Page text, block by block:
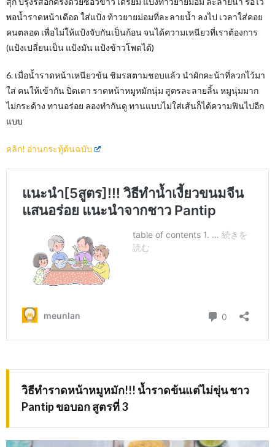
พอน้ำราดหน้าเดือด ใส่แป้ง ท้าวยายม่อมที่ละลายน้ำ ลงไป เวลาใส่คอย
คนตลอด เพื่อไม่ให้แป้งจับกันเป็นก้อน จนได้ความเหนียวที่เราต้องการ
(แป้งเปลี่ยนเป็น แป้งมัน แป้งข้าวโพดได้)
6. เมื่อน้ำราดหน้าเหนียวข้น ชิมรสตามชอบแล้ว นำผักคะน้าที่ลวกไว้มา
ใส่ คนให้เข้ากัน ปิดเตา ราดหน้าหมูหมักนุ่ม สูตรละลายลิ้น หมูนุ่มมาก
ไม่กระด้าง ทานอร่อย ลองทำกันดู ทานแบบไม่ใส่เส้นก็ได้ความฟินไปอีก
แบบ
คลิก! อ่านกระทู้ต้นฉบับ
วิธีทำราดหน้าหมูหมัก!!! น้ำราดข้นแต่ไม่ขุ่น ชาว
Pantip ขอบอก สูตรที่ 3